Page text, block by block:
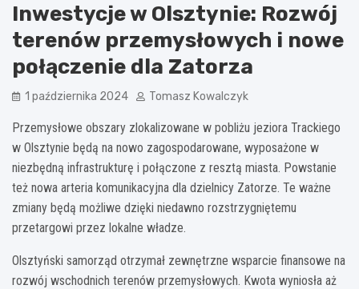
Inwestycje w Olsztynie: Rozwój
terenów przemysłowych i nowe
połączenie dla Zatorza
1 października 2024 Tomasz Kowalczyk
Przemysłowe obszary zlokalizowane w pobliżu jeziora Trackiego
w Olsztynie będą na nowo zagospodarowane, wyposażone w
niezbędną infrastrukturę i połączone z resztą miasta. Powstanie
też nowa arteria komunikacyjna dla dzielnicy Zatorze. Te ważne
zmiany będą możliwe dzięki niedawno rozstrzygniętemu
przetargowi przez lokalne władze.
Olsztyński samorząd otrzymał zewnętrzne wsparcie finansowe na
rozwój wschodnich terenów przemysłowych. Kwota wyniosła aż